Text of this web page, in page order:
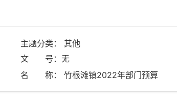
主题分类： 其他
文 号：无
名 称： 竹根滩镇2022年部门预算